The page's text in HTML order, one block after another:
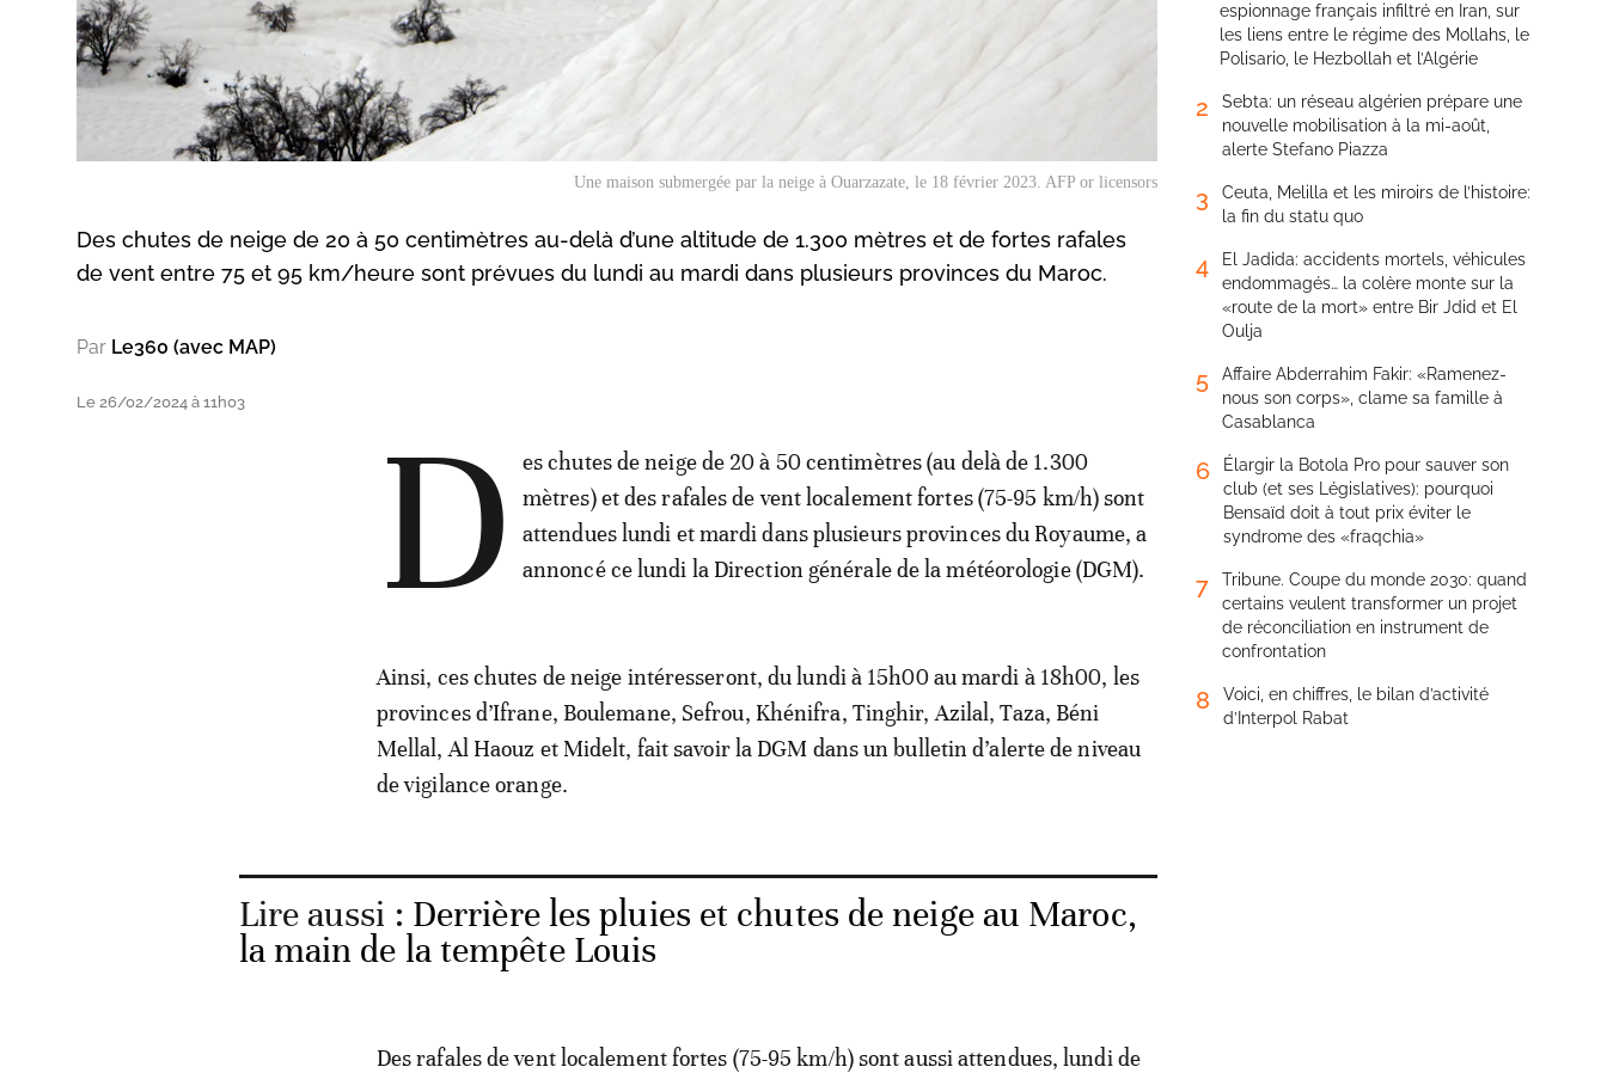
Une maison submergée par la neige à Ouarzazate, le 18 février 2023. AFP or licensors
Des chutes de neige de 20 à 50 centimètres au-delà d’une altitude de 1.300 mètres et de fortes rafales
de vent entre 75 et 95 km/heure sont prévues du lundi au mardi dans plusieurs provinces du Maroc.
Par Le360 (avec MAP)
Le 26/02/2024 à 11h03 D
es chutes de neige de 20 à 50 centimètres (au delà de 1.300
mètres) et des rafales de vent localement fortes (75-95 km/h) sont
attendues lundi et mardi dans plusieurs provinces du Royaume, a
annoncé ce lundi la Direction générale de la météorologie (DGM).
Ainsi, ces chutes de neige intéresseront, du lundi à 15h00 au mardi à 18h00, les
provinces d’Ifrane, Boulemane, Sefrou, Khénifra, Tinghir, Azilal, Taza, Béni
Mellal, Al Haouz et Midelt, fait savoir la DGM dans un bulletin d’alerte de niveau
de vigilance orange.
Lire aussi : Derrière les pluies et chutes de neige au Maroc,
la main de la tempête Louis
Des rafales de vent localement fortes (75-95 km/h) sont aussi attendues, lundi de
espionnage français infiltré en Iran, sur
les liens entre le régime des Mollahs, le
Polisario, le Hezbollah et l’Algérie
2
Sebta: un réseau algérien prépare une
nouvelle mobilisation à la mi-août,
alerte Stefano Piazza
3
Ceuta, Melilla et les miroirs de l’histoire:
la fin du statu quo
4
El Jadida: accidents mortels, véhicules
endommagés… la colère monte sur la
«route de la mort» entre Bir Jdid et El
Oulja
5
Affaire Abderrahim Fakir: «Ramenez-
nous son corps», clame sa famille à
Casablanca
6
Élargir la Botola Pro pour sauver son
club (et ses Législatives): pourquoi
Bensaïd doit à tout prix éviter le
syndrome des «fraqchia»
7
Tribune. Coupe du monde 2030: quand
certains veulent transformer un projet
de réconciliation en instrument de
confrontation
8
Voici, en chiffres, le bilan d’activité
d’Interpol Rabat